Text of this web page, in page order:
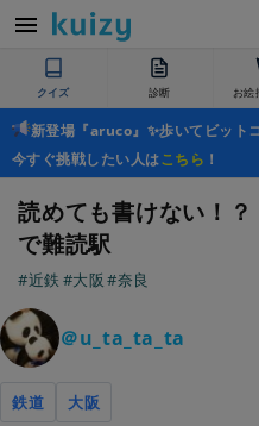
クイズ 診断 お絵
新登場『aruco』✨歩いてビット
今すぐ挑戦したい人はこちら ！
読めても書けない！
で難読駅
#近鉄 #大阪 #奈良
＠u_ta_ta_ta
鉄道 大阪